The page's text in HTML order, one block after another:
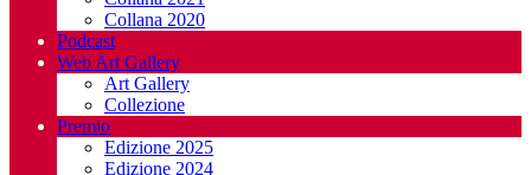
Collana 2020
Podcast
Web Art Gallery
Art Gallery
Collezione
Premio
Edizione 2025
Edizione 2024